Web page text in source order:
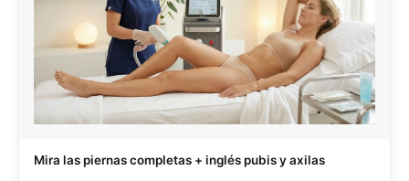
Mira las piernas completas + inglés pubis y axilas